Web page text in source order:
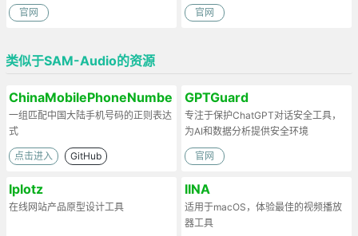
官网 官网
类似于SAM-Audio的资源
ChinaMobilePhoneNumberRegex
一组匹配中国大陆手机号码的正则表达
式
点击进入 GitHub
GPTGuard
专注于保护ChatGPT对话安全工具，
为AI和数据分析提供安全环境
官网
Iplotz
在线网站产品原型设计工具
IINA
适用于macOS，体验最佳的视频播放
器工具